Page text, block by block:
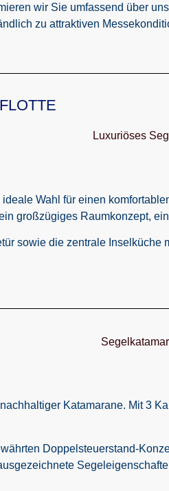
wir Sie umfassend über
zu attraktiven
Wahl für einen
großzügiges Raumkonzept,
sowie die zentrale
Katamarane. Mit 3
Doppelsteuerstand-